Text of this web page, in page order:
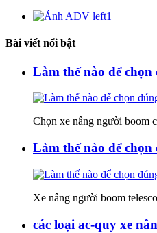
Bài viết nổi bật
Làm thế nào để
Chọn xe nâng người boom
Làm thế nào để
Xe nâng người boom
các loại ac-quy xe